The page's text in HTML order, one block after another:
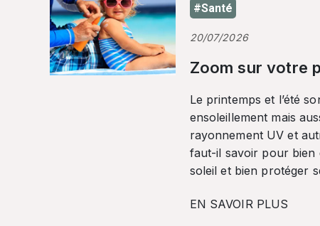
#Santé
20/07/2026
Zoom sur votre
Le printemps et l’été
ensoleillement mais
rayonnement UV et
faut-il savoir pour bien
soleil et bien protéger
EN SAVOIR PLUS